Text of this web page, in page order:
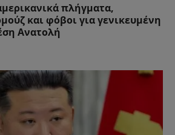
πλήγματα,
και φόβοι για γενικευμένη
Ανατολή